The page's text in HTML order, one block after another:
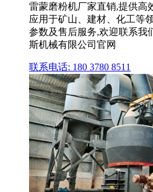
雷蒙磨粉机厂家直销,提供高
应用于矿山、建材、化工等
参数及售后服务,欢迎联系我
斯机械有限公司官网
联系电话: 180 3780 8511